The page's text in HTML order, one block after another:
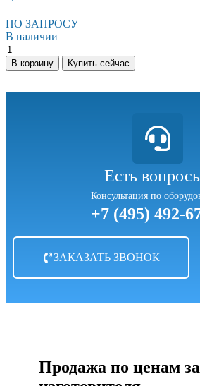
ПО ЗАПРОСУ
В наличии
В корзину Купить сейчас
Есть
Консультация по
+7 (495) 492-
ЗАКАЗАТЬ ЗВОНОК
Продажа по ценам